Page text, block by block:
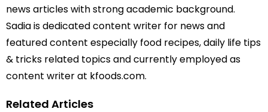
news articles with strong academic background.
Sadia is dedicated content writer for news and
featured content especially food recipes, daily life tips
& tricks related topics and currently employed as
content writer at kfoods.com.
Related Articles